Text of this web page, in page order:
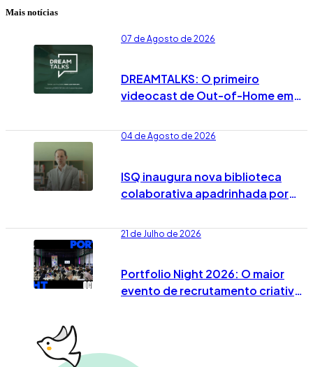
Mais notícias
07 de Agosto de 2026
DREAMTALKS: O primeiro
videocast de Out-of-Home em
04 de Agosto de 2026
ISQ inaugura nova biblioteca
colaborativa apadrinhada por
21 de Julho de 2026
Portfolio Night 2026: O maior
evento de recrutamento criativo